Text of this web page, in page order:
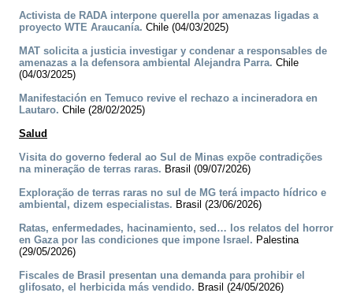
Activista de RADA interpone querella por amenazas ligadas a
proyecto WTE Araucanía. Chile (04/03/2025)
MAT solicita a justicia investigar y condenar a responsables de
amenazas a la defensora ambiental Alejandra Parra. Chile
(04/03/2025)
Manifestación en Temuco revive el rechazo a incineradora en
Lautaro. Chile (28/02/2025)
Salud
Visita do governo federal ao Sul de Minas expõe contradições
na mineração de terras raras. Brasil (09/07/2026)
Exploração de terras raras no sul de MG terá impacto hídrico e
ambiental, dizem especialistas. Brasil (23/06/2026)
Ratas, enfermedades, hacinamiento, sed… los relatos del horror
en Gaza por las condiciones que impone Israel. Palestina
(29/05/2026)
Fiscales de Brasil presentan una demanda para prohibir el
glifosato, el herbicida más vendido. Brasil (24/05/2026)